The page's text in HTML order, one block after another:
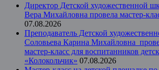
Директор Детской художественной
Вера Михайловна провела мастер-
07.08.2026
Преподаватель Детской
Соловьева Карина Михайловна
мастер-класс для воспитанников
«Колокольчик» 07.08.2026